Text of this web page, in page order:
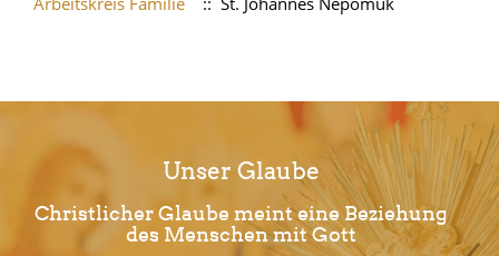
Unser Glaube
Christlicher Glaube meint eine Beziehung
des Menschen mit Gott